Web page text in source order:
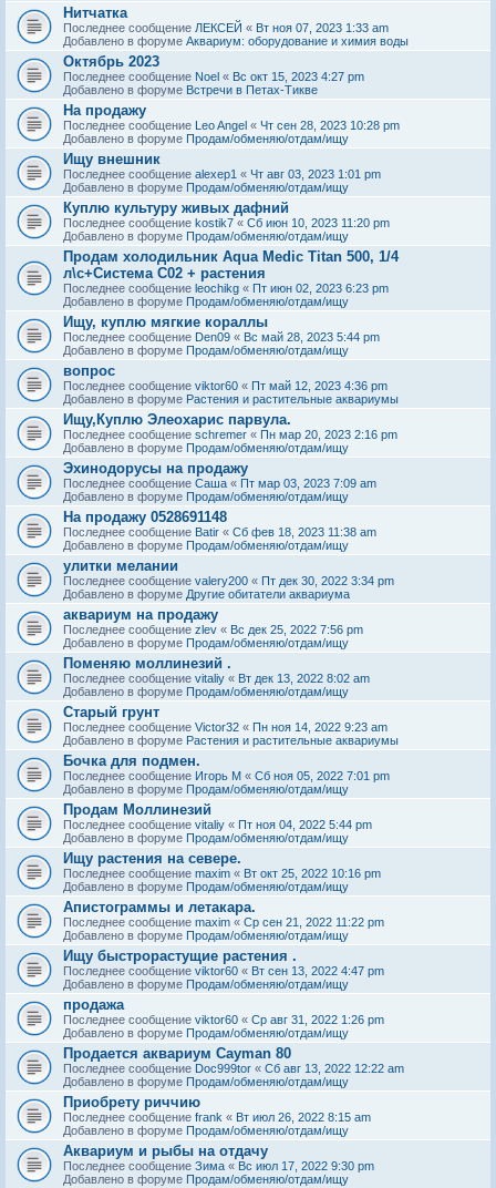
Нитчатка
Последнее сообщение ЛЕКСЕЙ « Вт ноя 07, 2023 1:33 am
Добавлено в форуме Аквариум: оборудование и химия воды
Октябрь 2023
Последнее сообщение Noel « Вс окт 15, 2023 4:27 pm
Добавлено в форуме Встречи в Петах-Тикве
На продажу
Последнее сообщение Leo Angel « Чт сен 28, 2023 10:28 pm
Добавлено в форуме Продам/обменяю/отдам/ищу
Ищу внешник
Последнее сообщение alexep1 « Чт авг 03, 2023 1:01 pm
Добавлено в форуме Продам/обменяю/отдам/ищу
Куплю культуру живых дафний
Последнее сообщение kostik7 « Сб июн 10, 2023 11:20 pm
Добавлено в форуме Продам/обменяю/отдам/ищу
Продам холодильник Aqua Medic Titan 500, 1/4
л\с+Система С02 + растения
Последнее сообщение leochikg « Пт июн 02, 2023 6:23 pm
Добавлено в форуме Продам/обменяю/отдам/ищу
Ищу, куплю мягкие кораллы
Последнее сообщение Den09 « Вс май 28, 2023 5:44 pm
Добавлено в форуме Продам/обменяю/отдам/ищу
вопрос
Последнее сообщение viktor60 « Пт май 12, 2023 4:36 pm
Добавлено в форуме Растения и растительные аквариумы
Ищу,Куплю Элеохарис парвула.
Последнее сообщение schremer « Пн мар 20, 2023 2:16 pm
Добавлено в форуме Продам/обменяю/отдам/ищу
Эхинодорусы на продажу
Последнее сообщение Саша « Пт мар 03, 2023 7:09 am
Добавлено в форуме Продам/обменяю/отдам/ищу
На продажу 0528691148
Последнее сообщение Batir « Сб фев 18, 2023 11:38 am
Добавлено в форуме Продам/обменяю/отдам/ищу
улитки мелании
Последнее сообщение valery200 « Пт дек 30, 2022 3:34 pm
Добавлено в форуме Другие обитатели аквариума
аквариум на продажу
Последнее сообщение zlev « Вс дек 25, 2022 7:56 pm
Добавлено в форуме Продам/обменяю/отдам/ищу
Поменяю моллинезий .
Последнее сообщение vitaliy « Вт дек 13, 2022 8:02 am
Добавлено в форуме Продам/обменяю/отдам/ищу
Старый грунт
Последнее сообщение Victor32 « Пн ноя 14, 2022 9:23 am
Добавлено в форуме Растения и растительные аквариумы
Бочка для подмен.
Последнее сообщение Игорь М « Сб ноя 05, 2022 7:01 pm
Добавлено в форуме Продам/обменяю/отдам/ищу
Продам Моллинезий
Последнее сообщение vitaliy « Пт ноя 04, 2022 5:44 pm
Добавлено в форуме Продам/обменяю/отдам/ищу
Ищу растения на севере.
Последнее сообщение maxim « Вт окт 25, 2022 10:16 pm
Добавлено в форуме Продам/обменяю/отдам/ищу
Апистограммы и летакара.
Последнее сообщение maxim « Ср сен 21, 2022 11:22 pm
Добавлено в форуме Продам/обменяю/отдам/ищу
Ищу быстрорастущие растения .
Последнее сообщение viktor60 « Вт сен 13, 2022 4:47 pm
Добавлено в форуме Продам/обменяю/отдам/ищу
продажа
Последнее сообщение viktor60 « Ср авг 31, 2022 1:26 pm
Добавлено в форуме Продам/обменяю/отдам/ищу
Продается аквариум Cayman 80
Последнее сообщение Doc999tor « Сб авг 13, 2022 12:22 am
Добавлено в форуме Продам/обменяю/отдам/ищу
Приобрету риччию
Последнее сообщение frank « Вт июл 26, 2022 8:15 am
Добавлено в форуме Продам/обменяю/отдам/ищу
Аквариум и рыбы на отдачу
Последнее сообщение Зима « Вс июл 17, 2022 9:30 pm
Добавлено в форуме Продам/обменяю/отдам/ищу